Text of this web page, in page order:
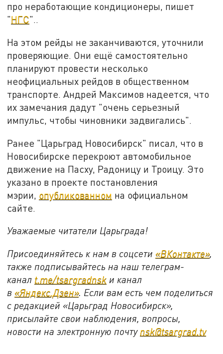
про неработающие кондиционеры, пишет
"НГС"..
На этом рейды не заканчиваются, уточнили
проверяющие. Они ещё самостоятельно
планируют провести несколько
неофициальных рейдов в общественном
транспорте. Андрей Максимов надеется, что
их замечания дадут "очень серьезный
импульс, чтобы чиновники задвигались".
Ранее "Царьград Новосибирск" писал, что в
Новосибирске перекроют автомобильное
движение на Пасху, Радоницу и Троицу. Это
указано в проекте постановления
мэрии, опубликованном на официальном
сайте.
Уважаемые читатели Царьграда!
Присоединяйтесь к нам в соцсети «ВКонтакте»,
также подписывайтесь на наш телеграм-
канал t.me/tsargradnsk и канал
в «Яндекс.Дзен». Если вам есть чем поделиться
с редакцией «Царьград Новосибирск»,
присылайте свои наблюдения, вопросы,
новости на электронную почту nsk@tsargrad.tv